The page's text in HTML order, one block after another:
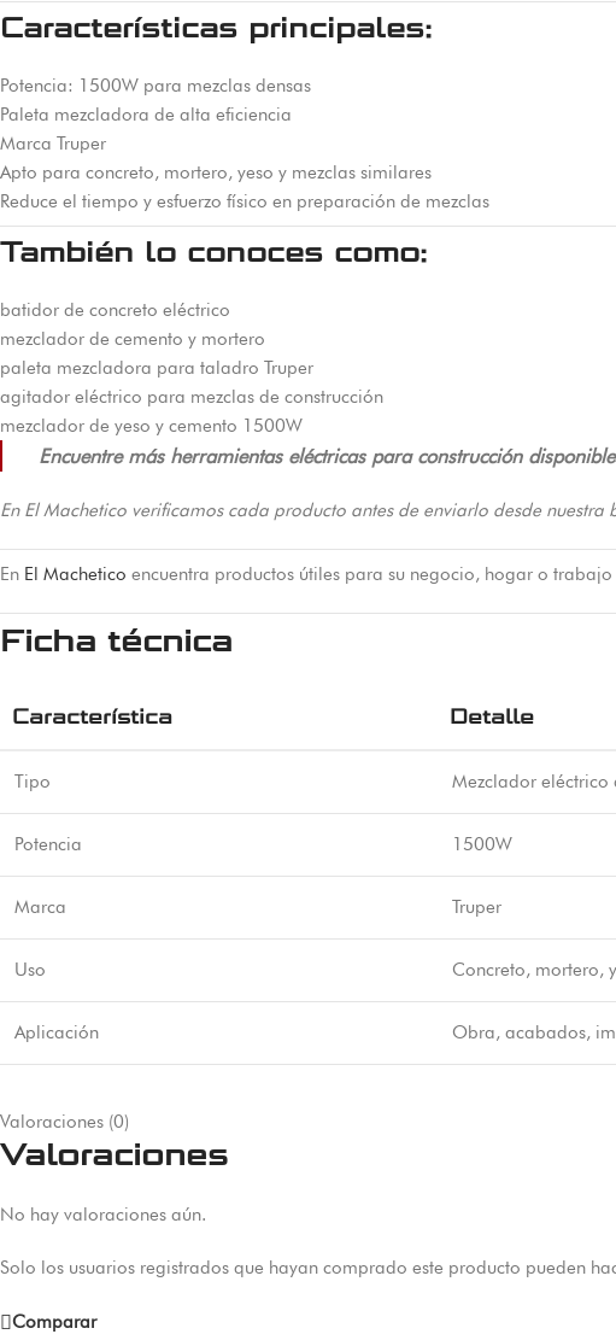
Características principales:
Potencia: 1500W para mezclas densas
Paleta mezcladora de alta eficiencia
Marca Truper
Apto para concreto, mortero, yeso y mezclas similares
Reduce el tiempo y esfuerzo físico en preparación de mezclas
También lo conoces como:
batidor de concreto eléctrico
mezclador de cemento y mortero
paleta mezcladora para taladro Truper
agitador eléctrico para mezclas de construcción
mezclador de yeso y cemento 1500W
Encuentre más herramientas eléctricas para construcción
En El Machetico verificamos cada producto antes de enviarlo desde
En El Machetico encuentra productos útiles para su negocio, hogar o
Ficha técnica
Característica Detalle
Tipo Mezclador eléctrico
Potencia 1500W
Marca Truper
Uso Concreto, mortero,
Aplicación Obra, acabados,
Valoraciones (0)
Valoraciones
No hay valoraciones aún.
Solo los usuarios registrados que hayan comprado este producto pueden
Comparar